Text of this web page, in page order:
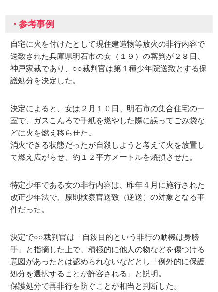
・参考事例
自宅に火を付けたとして現住建造物等放火の非行内容で
送致された兵庫県明石市の女（１９）の審判が２８日、
神戸家裁であり、○○裁判官は第１種少年院送致とする保
護処分を決定した。
決定によると、女は２月１０日、明石市の集合住宅の一
室で、ガスこんろで手紙を燃やした際に誤ってごみ袋な
どに火を燃え移らせた。
消火できる状態だったが自殺しようと考えて火を放置し
て燃え広がらせ、約１２平方メートルを焼損させた。
特定少年である女の非行内容は、昨年４月に施行された
改正少年法で、原則検察官送致（逆送）の対象となる事
件だった。
決定で○○裁判官は「自殺目的という非行の動機は身勝
手」と指摘した上で、積極的に他人の物などを傷つける
意図があったとは認められないなどとし「例外的に保護
処分を選択することが許容される」と説明。
保護処分で再非行を防ぐことが相当と判断した。